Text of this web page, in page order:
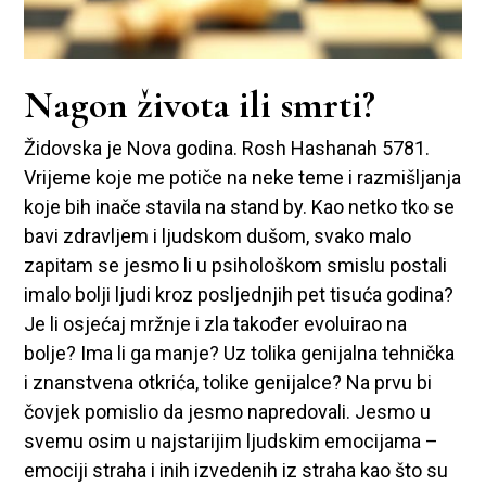
Nagon života ili smrti?
Židovska je Nova godina. Rosh Hashanah 5781.
Vrijeme koje me potiče na neke teme i razmišljanja
koje bih inače stavila na stand by. Kao netko tko se
bavi zdravljem i ljudskom dušom, svako malo
zapitam se jesmo li u psihološkom smislu postali
imalo bolji ljudi kroz posljednjih pet tisuća godina?
Je li osjećaj mržnje i zla također evoluirao na
bolje? Ima li ga manje? Uz tolika genijalna tehnička
i znanstvena otkrića, tolike genijalce? Na prvu bi
čovjek pomislio da jesmo napredovali. Jesmo u
svemu osim u najstarijim ljudskim emocijama –
emociji straha i inih izvedenih iz straha kao što su